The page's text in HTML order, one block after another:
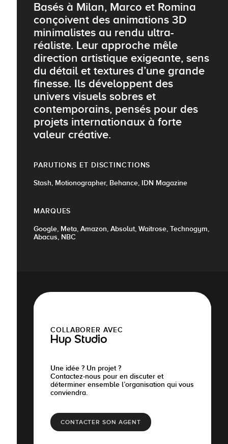
Basés à Milan, Marco et Romina
conçoivent des animations 3D
minimalistes au rendu ultra-
réaliste. Leur approche mêle
direction artistique exigeante, sens
du détail et textures d’une grande
finesse. Ils développent des
univers visuels sobres et
contemporains, pensés pour des
projets internationaux à forte
valeur créative.
PARUTIONS ET DISCTINCTIONS
Stash, Motionographer, Behance, IDN Magazine
MARQUES
Google, Meta, Amazon, Absolut, Waitrose, Technogym,
Abacus, NBC
COLLABORER AVEC
Hup Studio
Une idée ? Un projet ?
Contactez-nous pour en discuter et
déterminer ensemble l’organisation qui vous
conviendra.
CONTACTER SON AGENT